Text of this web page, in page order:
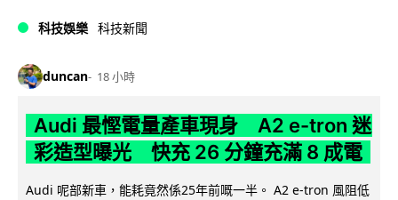
科技娛樂 科技新聞
duncan 18 小時
Audi 最慳電量產車現身 A2 e-tron 迷
彩造型曝光 快充 26 分鐘充滿 8 成電
Audi 呢部新車，能耗竟然係25年前嘅一半。 A2 e-tron 風阻低